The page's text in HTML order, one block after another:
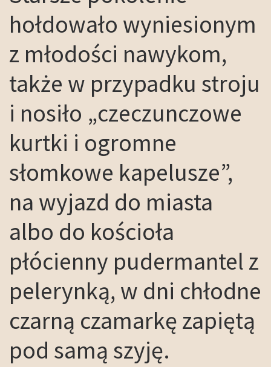
hołdowało wyniesionym
z młodości nawykom,
także w przypadku stroju
i nosiło „czeczunczowe
kurtki i ogromne
słomkowe kapelusze”,
na wyjazd do miasta
albo do kościoła
płócienny pudermantel z
pelerynką, w dni chłodne
czarną czamarkę zapiętą
pod samą szyję.